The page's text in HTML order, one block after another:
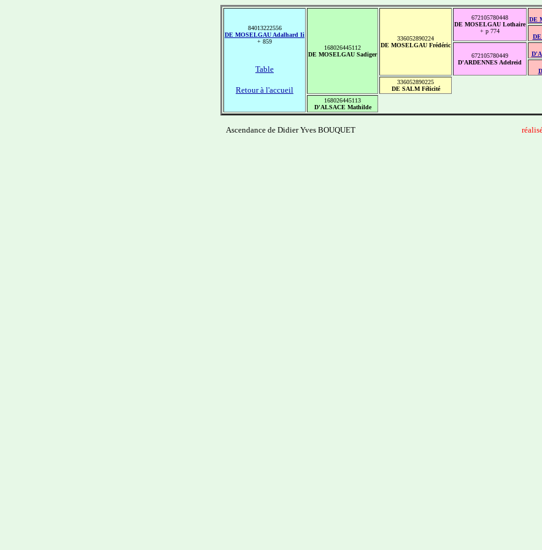
84013222556
DE MOSELGAU Adalhard Ii
+ 859
Table
Retour à l'accueil
168026445112
DE MOSELGAU Sadiger
336052890224
DE MOSELGAU Frédéric
672105780448
DE MOSELGAU Lothaire
+ p 774
DE
672105780449
D'ARDENNES Adelreid
336052890225
DE SALM Félicité
168026445113
D'ALSACE Mathilde
Ascendance de Didier Yves BOUQUET------------------------------